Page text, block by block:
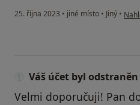
25. října 2023 • jiné místo • Jiný •
Váš účet byl odstraněn
Velmi doporučuji! Pan